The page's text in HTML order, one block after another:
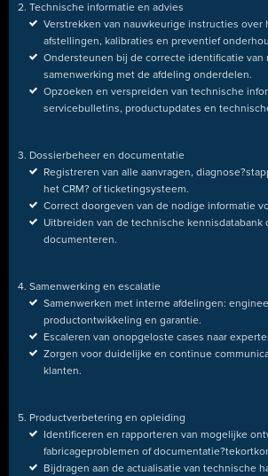
2. Technische informatie en advies
Verstrekken van nauwkeurige instructies over
afstellingen, kalibraties en preventief
Ondersteunen bij de correcte identificatie van
samenwerking met de afdeling onderdelen.
Opzoeken en verspreiden van technische
servicebulletins, productupdates en
3. Dossierbeheer en documentatie
Registreren van alle aanvragen, diagnose?
het CRM? of ticketingsysteem.
Correct doorgeven van de nodige informatie
Uitbreiden van de technische
documenteren.
4. Samenwerking en escalatie
Samenwerken met interne afdelingen:
productontwikkeling en garantie.
Escaleren van onopgeloste cases naar
Zorgen voor duidelijke en continue
klanten.
5. Productverbetering en opleiding
Identificeren en rapporteren van mogelijke
fabricageproblemen of documentatie?
Bijdragen aan de actualisatie van technische